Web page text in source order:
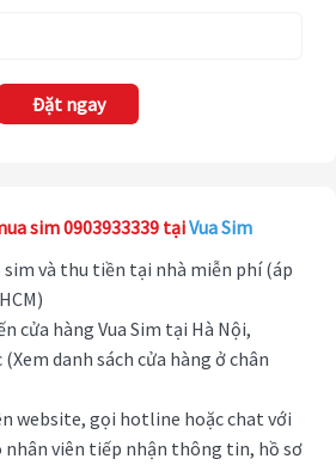
Đặt ngay
sim 0903933339 tạiVua Sim
sim và thu tiền tại nhà miễn phí (áp
cửa hàng Vua Sim tại Hà Nội,
danh sách cửa hàng ở chân
website, gọi hotline hoặc chat với
nhân viên tiếp nhận thông tin, hồ sơ